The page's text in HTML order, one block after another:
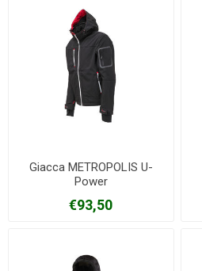
Giacca METROPOLIS U-
Power
€93,50